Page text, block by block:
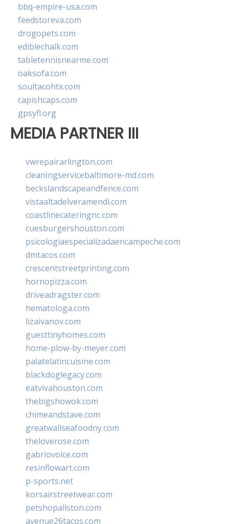
bbq-empire-usa.com
feedstoreva.com
drogopets.com
ediblechalk.com
tabletennisnearme.com
oaksofa.com
soultacohtx.com
capishcaps.com
gpsyfl.org
MEDIA PARTNER III
vwrepairarlington.com
cleaningservicebaltimore-md.com
beckslandscapeandfence.com
vistaaltadelveramendi.com
coastlinecateringnc.com
cuesburgershouston.com
psicologiaespecializadaencampeche.com
dmtacos.com
crescentstreetprinting.com
hornopizza.com
driveadragster.com
hematologa.com
lizaivanov.com
guesttinyhomes.com
home-plow-by-meyer.com
palatelatincuisine.com
blackdoglegacy.com
eatvivahouston.com
thebigshowok.com
chimeandstave.com
greatwallseafoodny.com
theloverose.com
gabriovoice.com
resinflowart.com
p-sports.net
korsairstreetwear.com
petshopallston.com
avenue26tacos.com